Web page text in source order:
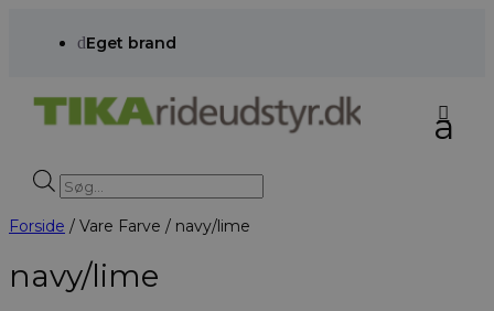
dEget brand
Products
search
Forside / Vare Farve / navy/lime
navy/lime